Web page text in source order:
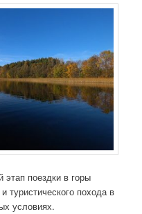
поездки в горы
туристического похода в
условиях.